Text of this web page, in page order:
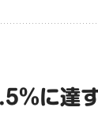
％に達